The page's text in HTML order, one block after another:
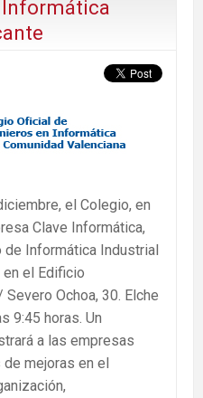
Informática
el Colegio, en
Clave Informática,
de Informática Industrial
el Edificio
Ochoa, 30. Elche
9:45 horas. Un
a las empresas
mejoras en el